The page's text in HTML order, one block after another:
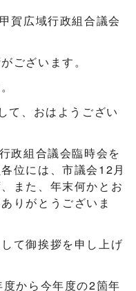
賀広域行政組合議会
ございます。
、おはようござい
政組合議会臨時会を
位には、市議会12月
また、年末何かとお
りがとうございま
て御挨拶を申し上げ
から今年度の2箇年